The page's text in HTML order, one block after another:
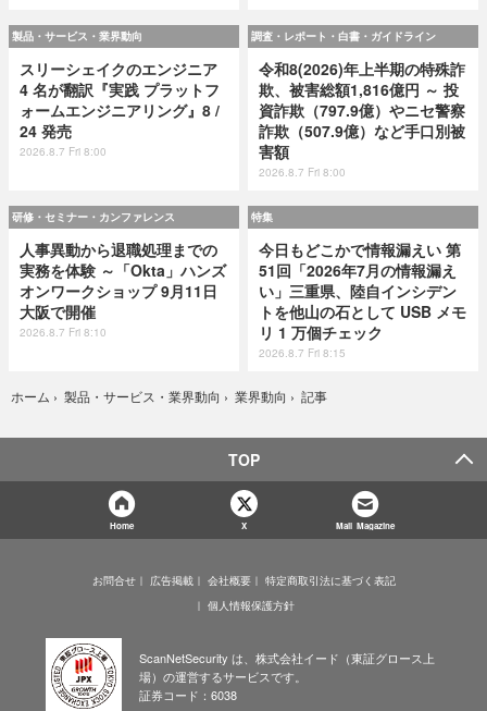
製品・サービス・業界動向
スリーシェイクのエンジニア
4 名が翻訳『実践 プラットフ
ォームエンジニアリング』8 /
24 発売
2026.8.7 Fri 8:00
調査・レポート・白書・ガイドライン
令和8(2026)年上半期の特殊詐
欺、被害総額1,816億円 ～ 投
資詐欺（797.9億）やニセ警察
詐欺（507.9億）など手口別被
害額
2026.8.7 Fri 8:00
研修・セミナー・カンファレンス
人事異動から退職処理までの
実務を体験 ～「Okta」ハンズ
オンワークショップ 9月11日
大阪で開催
2026.8.7 Fri 8:10
特集
今日もどこかで情報漏えい 第
51回「2026年7月の情報漏え
い」三重県、陸自インシデン
トを他山の石として USB メモ
リ 1 万個チェック
2026.8.7 Fri 8:15
ホーム › 製品・サービス・業界動向 › 業界動向 › 記事
TOP
Home X Mail Magazine
お問合せ 広告掲載 会社概要
特定商取引法に基づく表記
個人情報保護方針
ScanNetSecurity は、株式会社イード（東証グロース上
場）の運営するサービスです。
証券コード：6038